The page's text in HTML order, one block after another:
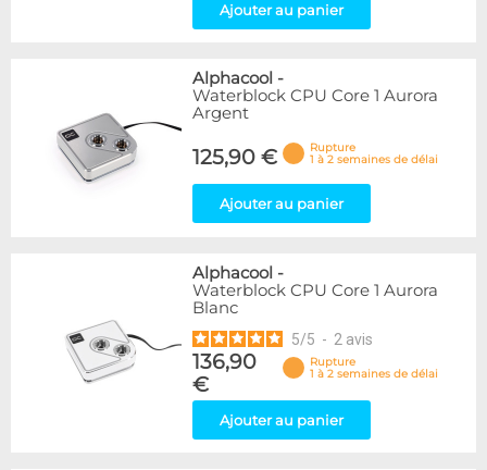
Ajouter au panier
Alphacool -
Waterblock CPU Core 1 Aurora
Argent
125,90 €
Rupture
1 à 2 semaines de délai
Ajouter au panier
Alphacool -
Waterblock CPU Core 1 Aurora
Blanc
5/5 - 2 avis
136,90
€
Rupture
1 à 2 semaines de délai
Ajouter au panier